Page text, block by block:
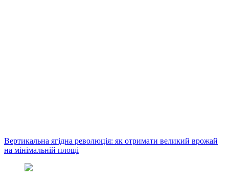
Вертикальна ягідна революція: як отримати великий врожай
на мінімальній площі